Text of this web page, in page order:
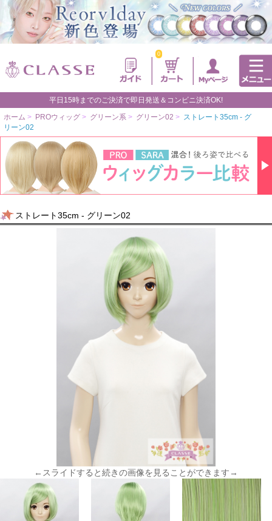
0
平日15時までのご決済で即日発送＆コンビニ決済OK!
ホーム > PROウィッグ > グリーン系 > グリーン02 > ストレート35cm - グ
リーン02
ストレート35cm - グリーン02
←スライドすると続きの画像を見ることができます→